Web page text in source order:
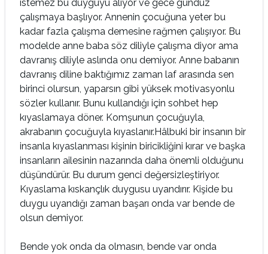
istemez bu duyguyu alıyor ve gece gündüz
çalışmaya başlıyor. Annenin çocuğuna yeter bu
kadar fazla çalışma demesine rağmen çalışıyor. Bu
modelde anne baba söz diliyle çalışma diyor ama
davranış diliyle aslında onu demiyor. Anne babanın
davranış diline baktığımız zaman laf arasında sen
birinci olursun, yaparsın gibi yüksek motivasyonlu
sözler kullanır. Bunu kullandığı için sohbet hep
kıyaslamaya döner. Komşunun çocuğuyla,
akrabanın çocuğuyla kıyaslanır.Hâlbuki bir insanın bir
insanla kıyaslanması kişinin biricikliğini kırar ve başka
insanların ailesinin nazarında daha önemli olduğunu
düşündürür. Bu durum genci değersizleştiriyor.
Kıyaslama kıskançlık duygusu uyandırır. Kişide bu
duygu uyandığı zaman başarı onda var bende de
olsun demiyor.
Bende yok onda da olmasın, bende var onda